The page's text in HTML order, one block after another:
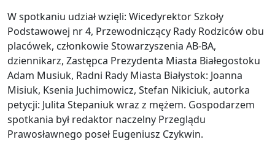
W spotkaniu udział wzięli: Wicedyrektor Szkoły
Podstawowej nr 4, Przewodniczący Rady Rodziców obu
placówek, członkowie Stowarzyszenia AB-BA,
dziennikarz, Zastępca Prezydenta Miasta Białegostoku
Adam Musiuk, Radni Rady Miasta Białystok: Joanna
Misiuk, Ksenia Juchimowicz, Stefan Nikiciuk, autorka
petycji: Julita Stepaniuk wraz z mężem. Gospodarzem
spotkania był redaktor naczelny Przeglądu
Prawosławnego poseł Eugeniusz Czykwin.